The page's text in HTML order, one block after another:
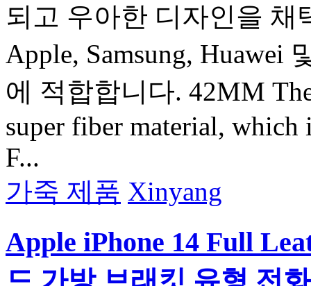
되고 우아한 디자인을 채
Apple, Samsung, Huawei
에 적합합니다. 42MM
super fiber material, which
F...
가죽 제품 Xinyang
Apple iPhone 14 Full